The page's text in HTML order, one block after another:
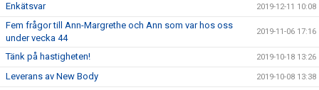
Enkätsvar 2019-12-11 10:08
Fem frågor till Ann-Margrethe och Ann som var hos oss
under vecka 44
2019-11-06 17:16
Tänk på hastigheten! 2019-10-18 13:26
Leverans av New Body 2019-10-08 13:38